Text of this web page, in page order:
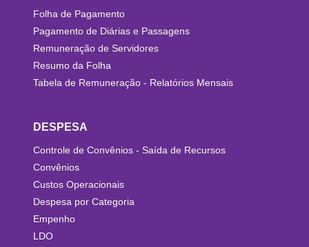
Folha de Pagamento
Pagamento de Diárias e Passagens
Remuneração de Servidores
Resumo da Folha
Tabela de Remuneração - Relatórios Mensais
DESPESA
Controle de Convênios - Saída de Recursos
Convênios
Custos Operacionais
Despesa por Categoria
Empenho
LDO